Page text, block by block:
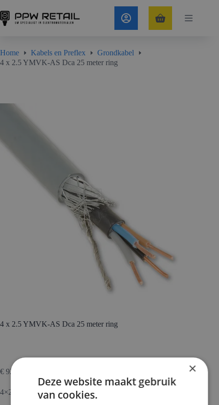
naar
de
€92,57 Incl. btw
In WinkelmandWinkelwagen
Home Kabels en Preflex
Grondkabel
4 x 2.5 YMVK-AS Dca 25 meter ring
4 x 2.5 YMVK-AS Dca 25 meter ring
€ 92,57
4×2.5mm² YMVKAS 25m ring grondkabel
×
Deze website maakt gebruik
van cookies.